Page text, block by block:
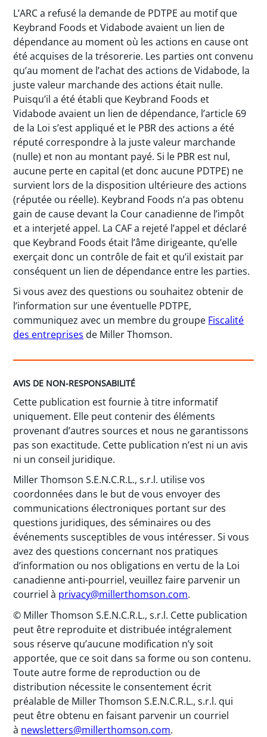
L’ARC a refusé la demande de PDTPE au motif que
Keybrand Foods et Vidabode avaient un lien de
dépendance au moment où les actions en cause ont
été acquises de la trésorerie. Les parties ont convenu
qu’au moment de l’achat des actions de Vidabode, la
juste valeur marchande des actions était nulle.
Puisqu’il a été établi que Keybrand Foods et
Vidabode avaient un lien de dépendance, l’article 69
de la Loi s’est appliqué et le PBR des actions a été
réputé correspondre à la juste valeur marchande
(nulle) et non au montant payé. Si le PBR est nul,
aucune perte en capital (et donc aucune PDTPE) ne
survient lors de la disposition ultérieure des actions
(réputée ou réelle). Keybrand Foods n’a pas obtenu
gain de cause devant la Cour canadienne de l’impôt
et a interjeté appel. La CAF a rejeté l’appel et déclaré
que Keybrand Foods était l’âme dirigeante, qu’elle
exerçait donc un contrôle de fait et qu’il existait par
conséquent un lien de dépendance entre les parties.
Si vous avez des questions ou souhaitez obtenir de
l’information sur une éventuelle PDTPE,
communiquez avec un membre du groupe Fiscalité
des entreprises de Miller Thomson.
AVIS DE NON-RESPONSABILITÉ
Cette publication est fournie à titre informatif
uniquement. Elle peut contenir des éléments
provenant d’autres sources et nous ne garantissons
pas son exactitude. Cette publication n’est ni un avis
ni un conseil juridique.
Miller Thomson S.E.N.C.R.L., s.r.l. utilise vos
coordonnées dans le but de vous envoyer des
communications électroniques portant sur des
questions juridiques, des séminaires ou des
événements susceptibles de vous intéresser. Si vous
avez des questions concernant nos pratiques
d’information ou nos obligations en vertu de la Loi
canadienne anti-pourriel, veuillez faire parvenir un
courriel à privacy@millerthomson.com.
© Miller Thomson S.E.N.C.R.L., s.r.l. Cette publication
peut être reproduite et distribuée intégralement
sous réserve qu’aucune modification n’y soit
apportée, que ce soit dans sa forme ou son contenu.
Toute autre forme de reproduction ou de
distribution nécessite le consentement écrit
préalable de Miller Thomson S.E.N.C.R.L., s.r.l. qui
peut être obtenu en faisant parvenir un courriel
à newsletters@millerthomson.com.